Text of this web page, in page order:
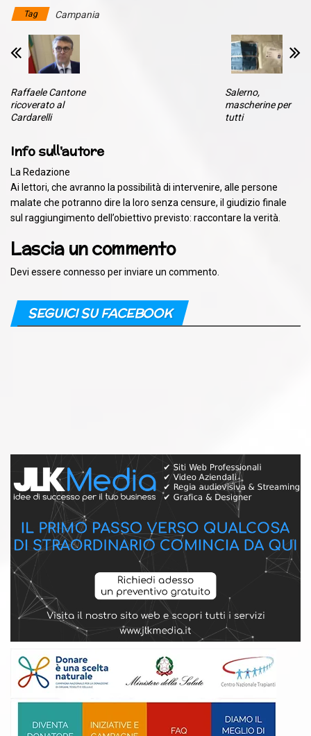
Tag Campania
Raffaele Cantone
ricoverato al
Cardarelli
Salerno,
mascherine per
tutti
Info sull'autore
La Redazione
Ai lettori, che avranno la possibilità di intervenire, alle persone
malate che potranno dire la loro senza censure, il giudizio finale
sul raggiungimento dell’obiettivo previsto: raccontare la verità.
Lascia un commento
Devi essere connesso per inviare un commento.
SEGUICI SU FACEBOOK